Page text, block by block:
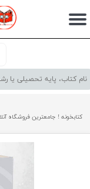
حساب کاربری من
سفارشات
کتابخونه ! جامعترین فروشگاه